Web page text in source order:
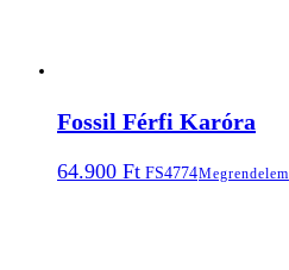
Fossil Férfi Karóra
64.900 Ft FS4774Megrendelem